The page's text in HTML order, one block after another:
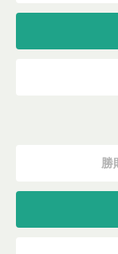
勝